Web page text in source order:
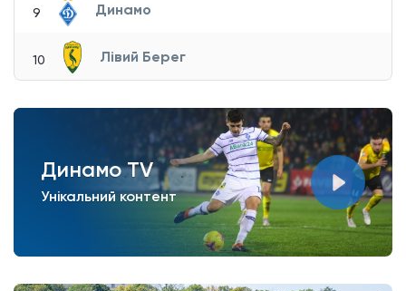
9 Динамо
10 Лівий Берег
Динамо TV
Унікальний контент